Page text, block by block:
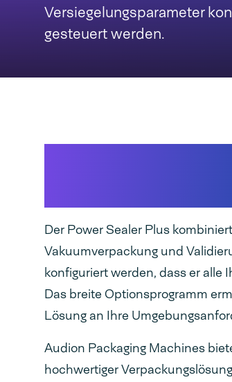
Versiegelungsparameter
gesteuert werden.
Der Power Sealer Plus
Vakuumverpackung und
konfiguriert werden, dass er alle
Das breite Optionsprogramm
Lösung an Ihre
Audion Packaging Machines
hochwertiger